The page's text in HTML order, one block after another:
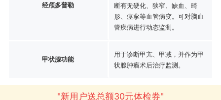
经颅多普勒
断有无硬化、狭窄、缺血、畸
形、痉挛等血管病变。可对脑血
管疾病进行动态监测。
甲状腺功能
用于诊断甲亢、甲减，并作为甲
状腺肿瘤术后治疗监测。
"新用户送总额30元体检券"